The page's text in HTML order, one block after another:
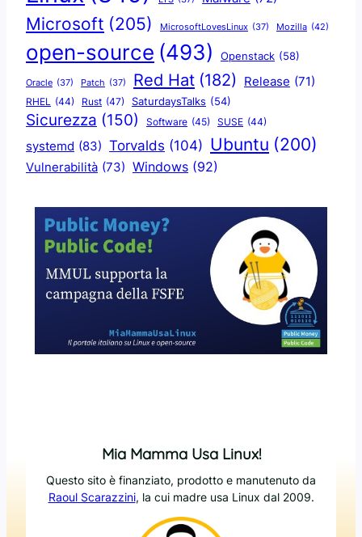
Microsoft (205) MicrosoftLovesLinux (37) Mozilla (42)
open-source (493) Openstack (58)
Oracle (37) Patch (37) Red Hat (182) Release (71)
RHEL (44) Rust (47) SaturdaysTalks (54)
Sicurezza (150) Software (45) SUSE (44)
systemd (83) Torvalds (104) Ubuntu (200)
Vulnerabilità (73) Windows (92)
Mia Mamma Usa Linux!
Questo sito è finanziato, prodotto e manutenuto da
Raoul Scarazzini, la cui madre usa Linux dal 2009.